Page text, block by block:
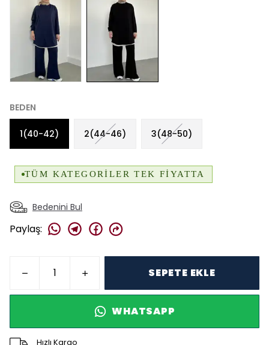
BEDEN
1(40-42) 2(44-46) 3(48-50)
Bedenini Bul
Paylaş:
SEPETE EKLE
WHATSAPP
Hızlı Kargo